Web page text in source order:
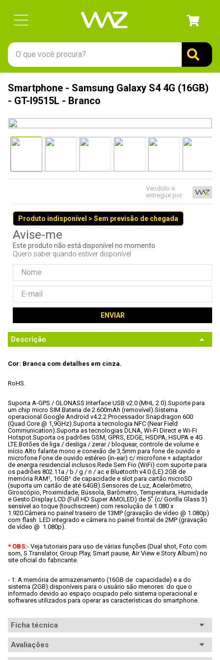
O que você procura?
Smartphone - Samsung Galaxy S4 4G (16GB)
- GT-I9515L - Branco
Vendido e
entregue por
Produto indisponível > Sem previsão de chegada
Este produto não está disponível no momento
Quero saber quando estiver disponível
ENVIAR
Descrição
Cor: Branca com detalhes em cinza.
RoHS.
Suporta A-GPS / GLONASS.Interface USB v2.0 (MHL 2.0).Suporte para
um chip micro SIM.Bateria de 2.600mAh (removível).Sistema
operacional Google Android v4.2.2.Processador Snapdragon 600
(Quad Core @ 1,9GHz).Suporta a tecnologia NFC (Near Field
Communication).Suporta as tecnologias DLNA, Wi-Fi Direct e Wi-Fi
Hotspot.Suporta os padrões GSM, GPRS, EDGE, HSDPA, HSUPA e 4G
LTE.Botões de liga / desliga / zerar / bloquear, controle de volume e
início.Alto falante mono e conexão de 3,5mm para fone de ouvido e
microfone.Fone de ouvido estéreo (in-ear) c/ microfone + adaptador
de energia residencial inclusos.Rede Sem Fio (WiFi) com suporte para
os padrões 802.11a / b / g / n / ac e Bluetooth v4.0 (LE).2GB de
memória RAM¹, 16GB¹ de capacidade e slot para cartão microSD
(suporta um cartão de até 64GB).Sensores de Luz, Acelerômetro,
Giroscópio, Proximidade, Bússola, Barômetro, Temperatura, Humidade
e Gesto.Display LCD (Full HD Super AMOLED) de 5" (c/ Gorilla Glass 3)
sensível ao toque (touchscreen) com resolução de 1.080 x
1.920.Câmera no painel traseiro de 13MP (gravação de vídeo @ 1.080p)
com flash  LED integrado e câmera no painel frontal de 2MP (gravação
de vídeo @  1.080p).
* OBS:- Veja tutoriais para uso de várias funções (Dual shot, Foto com
som, S Translator, Group Play, Smart pause, Air View e Story Album) no
site oficial do fabricante.
- 1: A memória de armazenamento (16GB de  capacidade) e a do
sistema (2GB) disponíveis para o usuário são menores  do que o
informado devido ao espaço ocupado pelo sistema operacional e
softwares utilizados para operar as características do smartphone.
Ficha técnica
Ficha
Técnica
Código WAZ
Avaliações
1º
gabinete
3º
teclado
ssd
6º
mouse
8º
fractal
10º hd